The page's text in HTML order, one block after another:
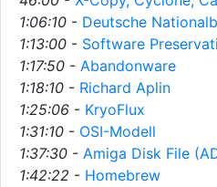
1:06:10 - Deutsche
1:13:00 - Software
1:17:50 - Abandonware
1:18:10 - Richard Aplin
1:25:06 - KryoFlux
1:31:10 - OSI-Modell
1:37:30 - Amiga Disk File
1:42:22 - Homebrew